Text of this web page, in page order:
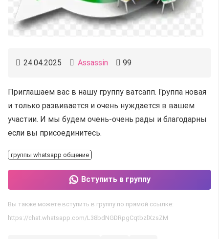
24.04.2025 Assassin 99
Приглашаем вас в нашу группу ватсапп. Группа новая
и только развивается и очень нуждается в вашем
участии. И мы будем очень-очень рады и благодарны
если вы присоединитесь.
группы whatsapp общение
Вступить в группу
Вы также можете вступить в группу по прямой ссылке:
https://chat.whatsapp.com/L38bdNGDRpgCqtbzlXzsZM